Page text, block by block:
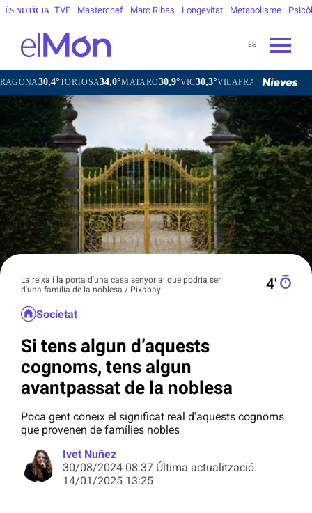
ÉS NOTÍCIA TVE Masterchef Marc Ribas Longevitat Metabolisme
ES
TORTOSA34,0°MATARÓ30,9°VIC30,3°VILAFRANCA DEL PENEDÈS31,0°
La reixa i la porta d'una casa senyorial que podria ser
d'una família de la noblesa / Pixabay
4′
Societat
Si tens algun d’aquests
cognoms, tens algun
avantpassat de la noblesa
Poca gent coneix el significat real d'aquests cognoms
que provenen de famílies nobles
Ivet Nuñez
30/08/2024 08:37 Última actualització:
14/01/2025 13:25